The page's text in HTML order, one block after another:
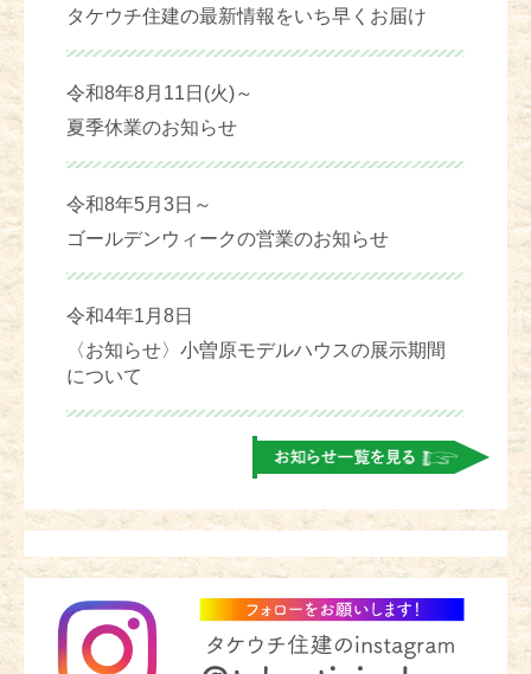
タケウチ住建の最新情報をいち早くお届け
令和8年8月11日(火)～
夏季休業のお知らせ
令和8年5月3日～
ゴールデンウィークの営業のお知らせ
令和4年1月8日
〈お知らせ〉小曽原モデルハウスの展示期間
について